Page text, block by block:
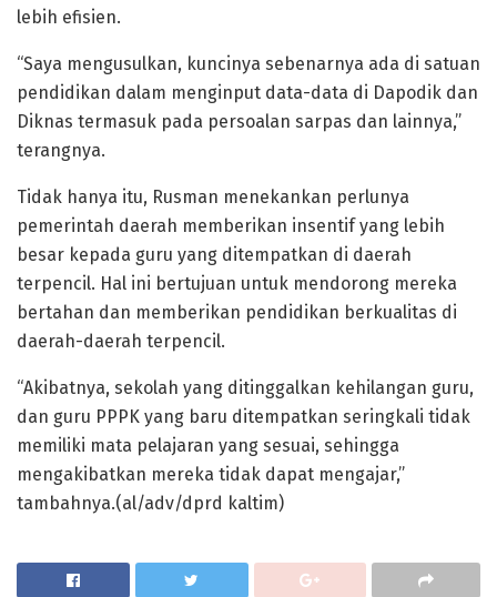
lebih efisien.
“Saya mengusulkan, kuncinya sebenarnya ada di satuan
pendidikan dalam menginput data-data di Dapodik dan
Diknas termasuk pada persoalan sarpas dan lainnya,”
terangnya.
Tidak hanya itu, Rusman menekankan perlunya
pemerintah daerah memberikan insentif yang lebih
besar kepada guru yang ditempatkan di daerah
terpencil. Hal ini bertujuan untuk mendorong mereka
bertahan dan memberikan pendidikan berkualitas di
daerah-daerah terpencil.
“Akibatnya, sekolah yang ditinggalkan kehilangan guru,
dan guru PPPK yang baru ditempatkan seringkali tidak
memiliki mata pelajaran yang sesuai, sehingga
mengakibatkan mereka tidak dapat mengajar,”
tambahnya.(al/adv/dprd kaltim)